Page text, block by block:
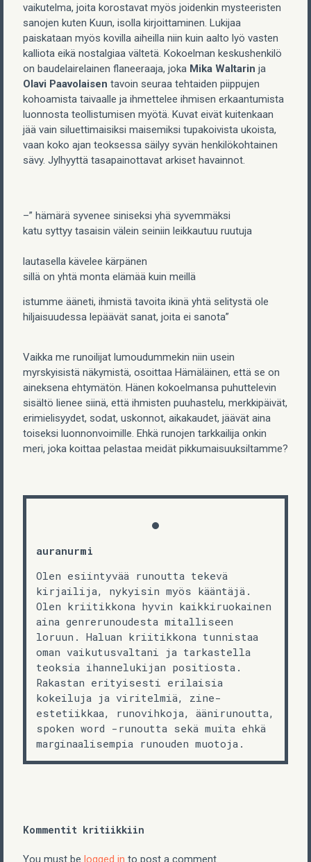
vaikutelma, joita korostavat myös joidenkin mysteeristen
sanojen kuten Kuun, isolla kirjoittaminen. Lukijaa
paiskataan myös kovilla aiheilla niin kuin aalto lyö vasten
kalliota eikä nostalgiaa vältetä. Kokoelman keskushenkilö
on baudelairelainen flaneeraaja, joka Mika Waltarin ja
Olavi Paavolaisen tavoin seuraa tehtaiden piippujen
kohoamista taivaalle ja ihmettelee ihmisen erkaantumista
luonnosta teollistumisen myötä. Kuvat eivät kuitenkaan
jää vain siluettimaisiksi maisemiksi tupakoivista ukoista,
vaan koko ajan teoksessa säilyy syvän henkilökohtainen
sävy. Jylhyyttä tasapainottavat arkiset havainnot.
–” hämärä syvenee siniseksi yhä syvemmäksi
katu syttyy tasaisin välein seiniin leikkautuu ruutuja
lautasella kävelee kärpänen
sillä on yhtä monta elämää kuin meillä
istumme ääneti, ihmistä tavoita ikinä yhtä selitystä ole
hiljaisuudessa lepäävät sanat, joita ei sanota”
Vaikka me runoilijat lumoudummekin niin usein
myrskyisistä näkymistä, osoittaa Hämäläinen, että se on
aineksena ehtymätön. Hänen kokoelmansa puhuttelevin
sisältö lienee siinä, että ihmisten puuhastelu, merkkipäivät,
erimielisyydet, sodat, uskonnot, aikakaudet, jäävät aina
toiseksi luonnonvoimille. Ehkä runojen tarkkailija onkin
meri, joka koittaa pelastaa meidät pikkumaisuuksiltamme?
auranurmi
Olen esiintyvää runoutta tekevä
kirjailija, nykyisin myös kääntäjä.
Olen kriitikkona hyvin kaikkiruokainen
aina genrerunoudesta mitalliseen
loruun. Haluan kriitikkona tunnistaa
oman vaikutusvaltani ja tarkastella
teoksia ihannelukijan positiosta.
Rakastan erityisesti erilaisia
kokeiluja ja viritelmiä, zine-
estetiikkaa, runovihkoja, äänirunoutta,
spoken word -runoutta sekä muita ehkä
marginaalisempia runouden muotoja.
Kommentit kritiikkiin
You must be logged in to post a comment.